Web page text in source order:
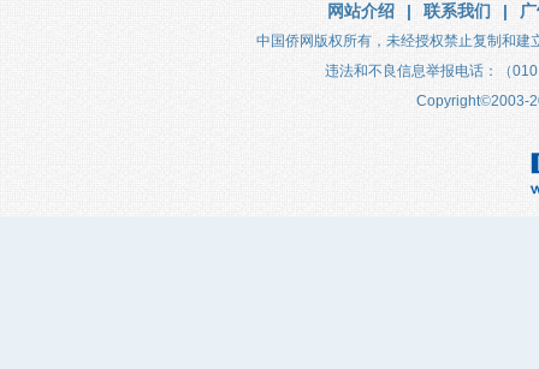
网站介绍 | 联系我们 |
中国侨网版权所有，未经授权禁止复制和建
违法和不良信息举报电话：（
Copyright©2003-